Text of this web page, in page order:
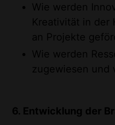
Wie werden
Kreativität in der
an Projekte
Wie werden
zugewiesen und
6. Entwicklung der